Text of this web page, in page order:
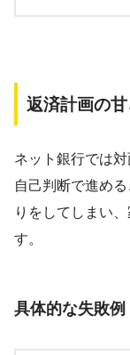
返済計画の
ネット銀行では
自己判断で進め
りをしてしまい
す。
具体的な失敗例